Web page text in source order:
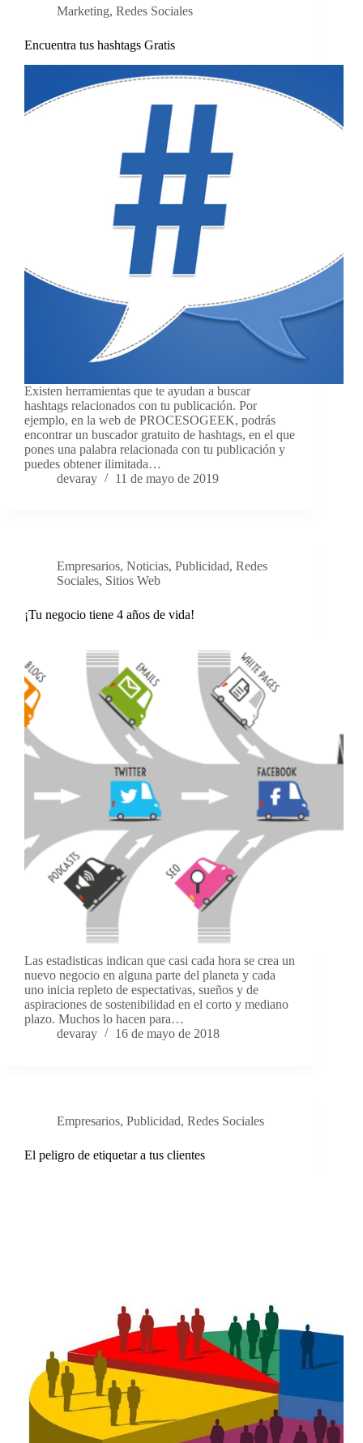
Marketing, Redes Sociales
Encuentra tus hashtags Gratis
Existen herramientas que te ayudan a buscar
hashtags relacionados con tu publicación. Por
ejemplo, en la web de PROCESOGEEK, podrás
encontrar un buscador gratuito de hashtags, en el que
pones una palabra relacionada con tu publicación y
puedes obtener ilimitada…
devaray
11 de mayo de 2019
Empresarios, Noticias, Publicidad, Redes
Sociales, Sitios Web
¡Tu negocio tiene 4 años de vida!
Las estadisticas indican que casi cada hora se crea un
nuevo negocio en alguna parte del planeta y cada
uno inicia repleto de espectativas, sueños y de
aspiraciones de sostenibilidad en el corto y mediano
plazo. Muchos lo hacen para…
devaray
16 de mayo de 2018
Empresarios, Publicidad, Redes Sociales
El peligro de etiquetar a tus clientes